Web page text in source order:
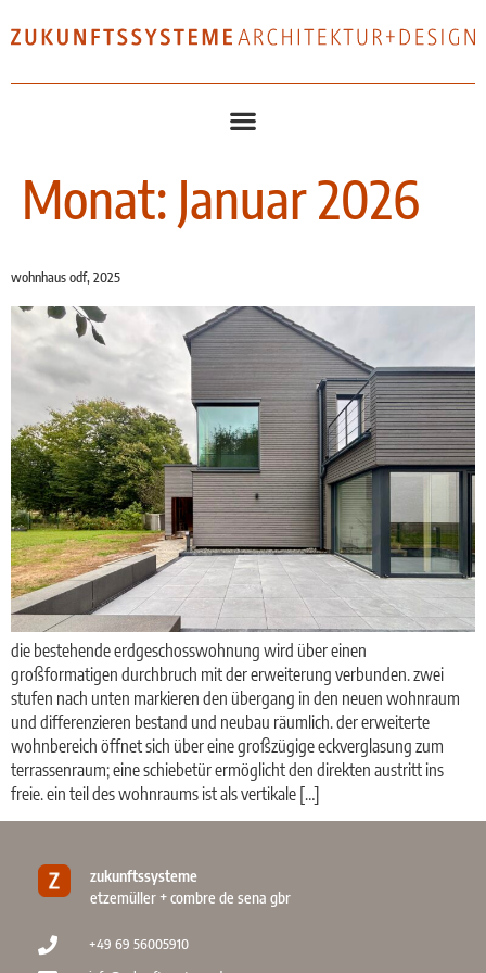
Monat: Januar 2026
wohnhaus odf, 2025
die bestehende erdgeschosswohnung wird über einen
großformatigen durchbruch mit der erweiterung verbunden. zwei
stufen nach unten markieren den übergang in den neuen wohnraum
und differenzieren bestand und neubau räumlich. der erweiterte
wohnbereich öffnet sich über eine großzügige eckverglasung zum
terrassenraum; eine schiebetür ermöglicht den direkten austritt ins
freie. ein teil des wohnraums ist als vertikale […]
zukunftssysteme
etzemüller + combre de sena gbr
+49 69 56005910